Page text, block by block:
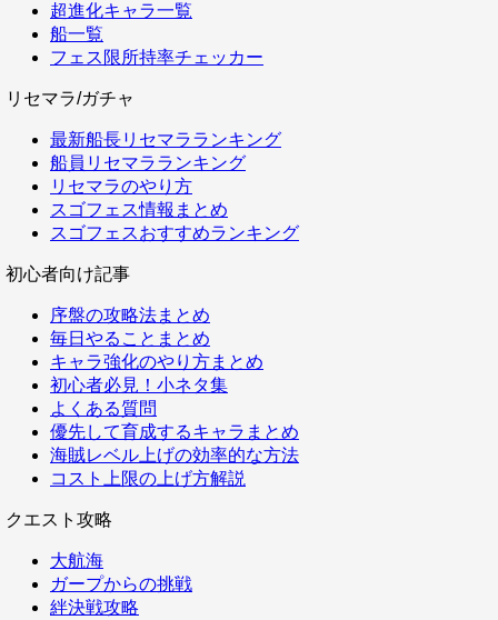
超進化キャラ一覧
船一覧
フェス限所持率チェッカー
リセマラ/ガチャ
最新船長リセマラランキング
船員リセマラランキング
リセマラのやり方
スゴフェス情報まとめ
スゴフェスおすすめランキング
初心者向け記事
序盤の攻略法まとめ
毎日やることまとめ
キャラ強化のやり方まとめ
初心者必見！小ネタ集
よくある質問
優先して育成するキャラまとめ
海賊レベル上げの効率的な方法
コスト上限の上げ方解説
クエスト攻略
大航海
ガープからの挑戦
絆決戦攻略